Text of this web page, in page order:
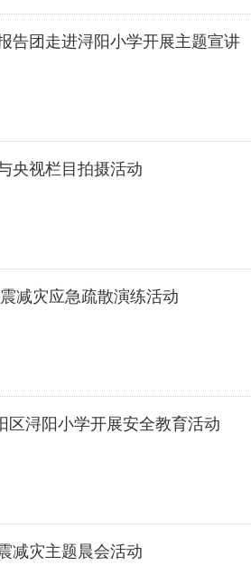
团走进浔阳小学开展主题宣讲
央视栏目拍摄活动
减灾应急疏散演练活动
浔阳小学开展安全教育活动
减灾主题晨会活动